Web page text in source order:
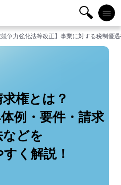
検
索
メニ
ュー
競争力強化法等改正】事業に対する税制優
権とは？
例・要件・請求
などを
く解説！